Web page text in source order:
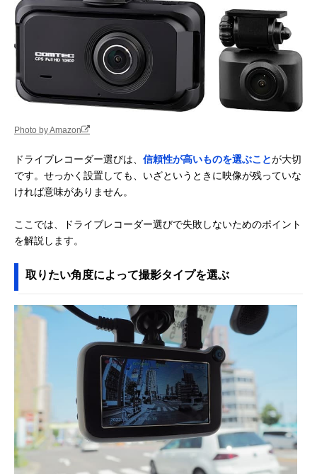
Photo by Amazon
ドライブレコーダー選びは、 信頼性が高いものを選ぶことが大切
です。せっかく設置しても、いざというときに映像が残っていな
ければ意味がありません。
ここでは、ドライブレコーダー選びで失敗しないためのポイント
を解説します。
取りたい角度によって撮影タイプを選ぶ